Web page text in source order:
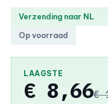
Verzending naar NL
Op voorraad
LAAGSTE
€ 8,66€